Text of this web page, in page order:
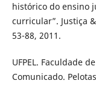
histórico do ensino
curricular”. Justiça
53-88, 2011.
UFPEL. Faculdade
Comunicado.